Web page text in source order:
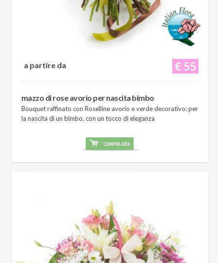
€ 55
a partire da
mazzo di rose avorio per nascita bimbo
Bouquet raffinato con Roselline avorio e verde decorativo: per
la nascita di un bimbo, con un tocco di eleganza